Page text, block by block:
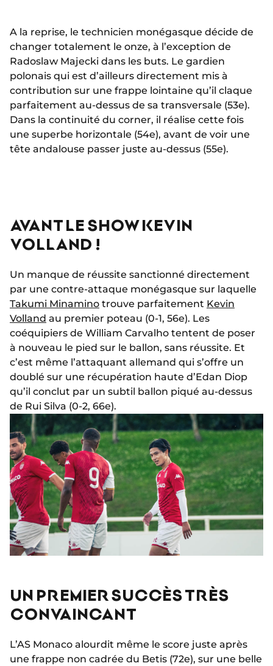
A la reprise, le technicien monégasque décide de
changer totalement le onze, à l’exception de
Radoslaw Majecki dans les buts. Le gardien
polonais qui est d’ailleurs directement mis à
contribution sur une frappe lointaine qu’il claque
parfaitement au-dessus de sa transversale (53e).
Dans la continuité du corner, il réalise cette fois
une superbe horizontale (54e), avant de voir une
tête andalouse passer juste au-dessus (55e).
AVANT LE SHOW KEVIN
VOLLAND !
Un manque de réussite sanctionné directement
par une contre-attaque monégasque sur laquelle
Takumi Minamino trouve parfaitement Kevin
Volland au premier poteau (0-1, 56e). Les
coéquipiers de William Carvalho tentent de poser
à nouveau le pied sur le ballon, sans réussite. Et
c’est même l’attaquant allemand qui s’offre un
doublé sur une récupération haute d’Edan Diop
qu’il conclut par un subtil ballon piqué au-dessus
de Rui Silva (0-2, 66e).
UN PREMIER SUCCÈS TRÈS
CONVAINCANT
L’AS Monaco alourdit même le score juste après
une frappe non cadrée du Betis (72e), sur une belle